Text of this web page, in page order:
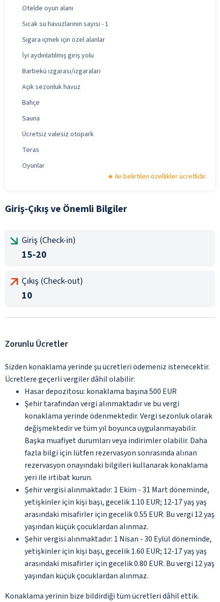
Otelde oyun alanı
Sıcak su havuzlarının sayısı - 1
Sigara içmek için özel alanlar
İyi aydınlatılmış giriş yolu
Barbekü ızgarası/ızgaraları
Açık sezonluk havuz
Bahçe
Sauna
Ücretsiz valesiz otopark
Teras
Oyunlar
ile belirtilen özellikler ücretlidir.
Giriş-Çıkış ve Önemli Bilgiler
Giriş (Check-in)
15-20
Çıkış (Check-out)
10
Zorunlu Ücretler
Sizden konaklama yerinde şu ücretleri ödemeniz istenecektir.
Ücretlere geçerli vergiler dâhil olabilir:
Hasar depozitosu: konaklama başına 500 EUR
Şehir tarafından vergi alınmaktadır ve bu vergi
konaklama yerinde ödenmektedir. Vergi sezonluk olarak
değişmektedir ve tüm yıl boyunca uygulanmayabilir.
Başka muafiyet durumları veya indirimler olabilir. Daha
fazla bilgi için lütfen rezervasyon sonrasında alınan
rezervasyon onayındaki bilgileri kullanarak konaklama
yeri ile irtibat kurun.
Şehir vergisi alınmaktadır: 1 Ekim - 31 Mart döneminde,
yetişkinler için kişi başı, gecelik 1.10 EUR; 12-17 yaş yaş
arasındaki misafirler için gecelik 0.55 EUR. Bu vergi 12 yaş
yaşından küçük çocuklardan alınmaz.
Şehir vergisi alınmaktadır: 1 Nisan - 30 Eylül döneminde,
yetişkinler için kişi başı, gecelik 1.60 EUR; 12-17 yaş yaş
arasındaki misafirler için gecelik 0.80 EUR. Bu vergi 12 yaş
yaşından küçük çocuklardan alınmaz.
Konaklama yerinin bize bildirdiği tüm ücretleri dâhil ettik.